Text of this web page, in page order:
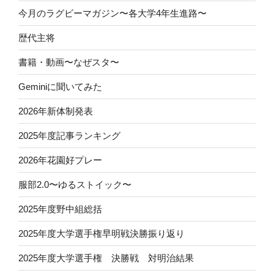
今月のラグビーマガジン〜各大学4年生進路〜
歴代主将
書籍・動画〜なぜスタ〜
Geminiに聞いてみた
2026年新体制発表
2025年度記事ランキング
2026年花園好プレー
服部2.0〜ゆるストイック〜
2025年度野中組総括
2025年度大学選手権早明戦決勝振り返り
2025年度大学選手権 決勝戦 対明治結果